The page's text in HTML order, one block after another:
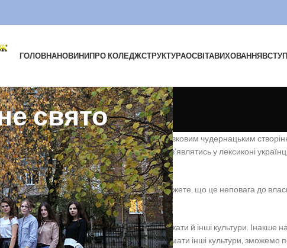
ГОЛОВНАНОВИНИПРО КОЛЕДЖСТРУКТУРАОСВІТАВИХОВАННЯ
свято
когось Хелловін – це можливість стати казковим чудернацьким
святкування, яке не повинне з’являтись у лексиконі
серед української молоді. Ви, мабуть, скажете, що це неповага до
власних традицій, але потрібно поважати й інші культури. Інакше
А коли ми навчимося адекватно сприймати інші культури, зможемо